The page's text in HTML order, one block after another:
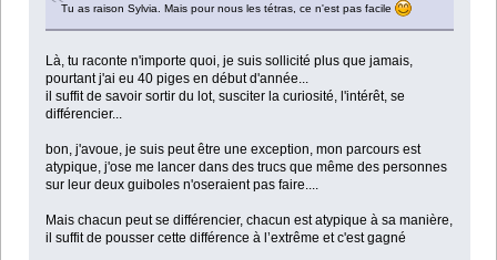
Tu as raison Sylvia. Mais pour nous les tétras, ce n'est pas facile
Là, tu raconte n'importe quoi, je suis sollicité plus que jamais,
pourtant j'ai eu 40 piges en début d'année...
il suffit de savoir sortir du lot, susciter la curiosité, l'intérêt, se
différencier...
bon, j'avoue, je suis peut être une exception, mon parcours est
atypique, j'ose me lancer dans des trucs que même des personnes
sur leur deux guiboles n'oseraient pas faire....
Mais chacun peut se différencier, chacun est atypique à sa manière,
il suffit de pousser cette différence à l’extrême et c'est gagné